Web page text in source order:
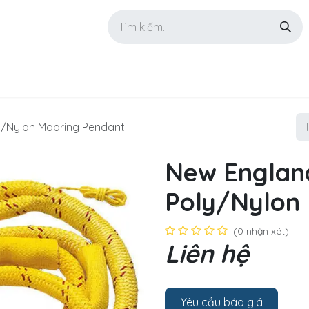
Nylon Mooring Pendant
New
Poly/Nylon
(0 nhận xét)
Liên hệ
Yêu cầu báo giá